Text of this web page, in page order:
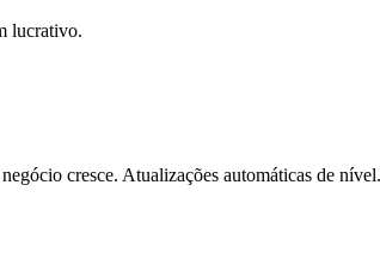
lucrativo.
cresce. Atualizações automáticas de nível.